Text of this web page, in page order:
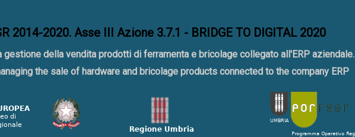
2014-2020. Asse III Azione 3.7.1 - BRIDGE TO DIGITAL 2020
gestione della vendita prodotti di ferramenta e bricolage collegato all'ERP aziendale.
the sale of hardware and bricolage products connected to the company ERP